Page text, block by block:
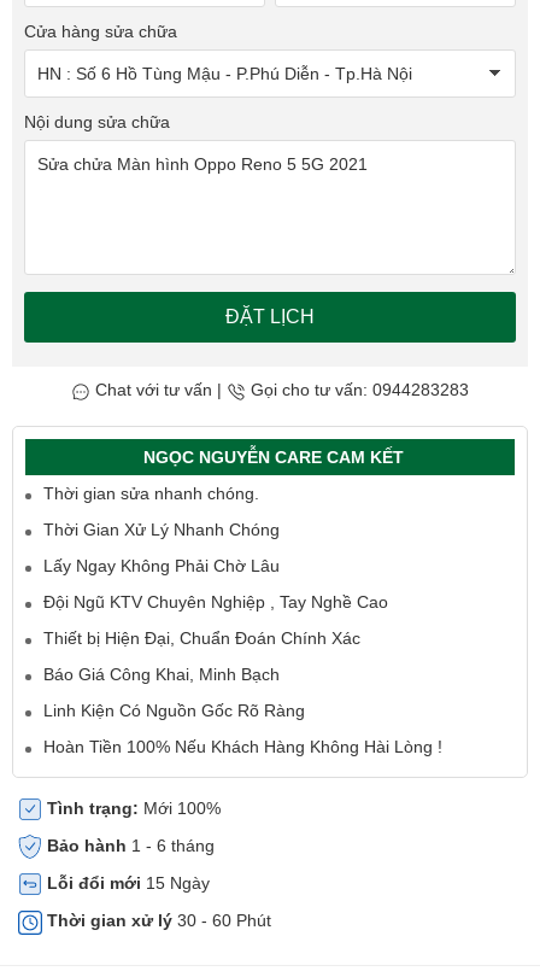
Cửa hàng sửa chữa
Nội dung sửa chữa
ĐẶT LỊCH
Chat với tư vấn | Gọi cho tư vấn: 0944283283
NGỌC NGUYỄN CARE CAM KẾT
Thời gian sửa nhanh chóng.
Thời Gian Xử Lý Nhanh Chóng
Lấy Ngay Không Phải Chờ Lâu
Đội Ngũ KTV Chuyên Nghiệp , Tay Nghề Cao
Thiết bị Hiện Đại, Chuẩn Đoán Chính Xác
Báo Giá Công Khai, Minh Bạch
Linh Kiện Có Nguồn Gốc Rõ Ràng
Hoàn Tiền 100% Nếu Khách Hàng Không Hài Lòng !
Tình trạng: Mới 100%
Bảo hành 1 - 6 tháng
Lỗi đổi mới 15 Ngày
Thời gian xử lý 30 - 60 Phút